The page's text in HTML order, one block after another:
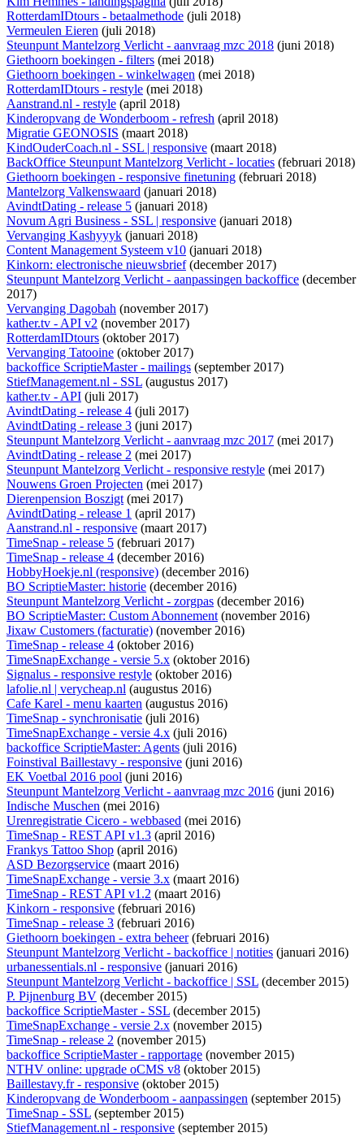
RotterdamIDtours - betaalmethode (juli 2018)
Vermeulen Eieren (juli 2018)
Steunpunt Mantelzorg Verlicht - aanvraag mzc 2018 (juni 2018)
Giethoorn boekingen - filters (mei 2018)
Giethoorn boekingen - winkelwagen (mei 2018)
RotterdamIDtours - restyle (mei 2018)
Aanstrand.nl - restyle (april 2018)
Kinderopvang de Wonderboom - refresh (april 2018)
Migratie GEONOSIS (maart 2018)
KindOuderCoach.nl - SSL | responsive (maart 2018)
BackOffice Steunpunt Mantelzorg Verlicht - locaties (februari 2018)
Giethoorn boekingen - responsive finetuning (februari 2018)
Mantelzorg Valkenswaard (januari 2018)
AvindtDating - release 5 (januari 2018)
Novum Agri Business - SSL | responsive (januari 2018)
Vervanging Kashyyyk (januari 2018)
Content Management Systeem v10 (januari 2018)
Kinkorn: electronische nieuwsbrief(december 2017)
Steunpunt Mantelzorg Verlicht - aanpassingen backoffice (december
2017)
Vervanging Dagobah (november 2017)
kather.tv - API v2 (november 2017)
RotterdamIDtours (oktober 2017)
Vervanging Tatooine (oktober 2017)
backoffice ScriptieMaster - mailings (september 2017)
StiefManagement.nl - SSL (augustus 2017)
kather.tv - API (juli 2017)
AvindtDating - release 4 (juli 2017)
AvindtDating - release 3 (juni 2017)
Steunpunt Mantelzorg Verlicht - aanvraag mzc 2017 (mei 2017)
AvindtDating - release 2 (mei 2017)
Steunpunt Mantelzorg Verlicht - responsive restyle (mei 2017)
Nouwens Groen Projecten (mei 2017)
Dierenpension Boszigt(mei 2017)
AvindtDating - release 1 (april 2017)
Aanstrand.nl - responsive (maart 2017)
TimeSnap - release 5 (februari 2017)
TimeSnap - release 4 (december 2016)
HobbyHoekje.nl (responsive) (december 2016)
BO ScriptieMaster: historie (december 2016)
Steunpunt Mantelzorg Verlicht - zorgpas (december 2016)
BO ScriptieMaster: Custom Abonnement(november 2016)
Jixaw Customers (facturatie) (november 2016)
TimeSnap - release 4 (oktober 2016)
TimeSnapExchange - versie 5.x (oktober 2016)
Signalus - responsive restyle (oktober 2016)
lafolie.nl | verycheap.nl (augustus 2016)
Cafe Karel - menu kaarten (augustus 2016)
TimeSnap - synchronisatie (juli 2016)
TimeSnapExchange - versie 4.x (juli 2016)
backoffice ScriptieMaster: Agents (juli 2016)
Foinstival Baillestavy - responsive (juni 2016)
EK Voetbal 2016 pool (juni 2016)
Steunpunt Mantelzorg Verlicht - aanvraag mzc 2016 (juni 2016)
Indische Muschen (mei 2016)
Urenregistratie Cicero - webbased (mei 2016)
TimeSnap - REST API v1.3 (april 2016)
Frankys Tattoo Shop (april 2016)
ASD Bezorgservice (maart 2016)
TimeSnapExchange - versie 3.x (maart 2016)
TimeSnap - REST API v1.2 (maart 2016)
Kinkorn - responsive (februari 2016)
TimeSnap - release 3 (februari 2016)
Giethoorn boekingen - extra beheer(februari 2016)
Steunpunt Mantelzorg Verlicht - backoffice | notities (januari 2016)
urbanessentials.nl - responsive (januari 2016)
Steunpunt Mantelzorg Verlicht - backoffice | SSL (december 2015)
P. Pijnenburg BV (december 2015)
backoffice ScriptieMaster - SSL (december 2015)
TimeSnapExchange - versie 2.x (november 2015)
TimeSnap - release 2 (november 2015)
backoffice ScriptieMaster - rapportage (november 2015)
NTHV online: upgrade oCMS v8 (oktober 2015)
Baillestavy.fr - responsive (oktober 2015)
Kinderopvang de Wonderboom - aanpassingen (september 2015)
TimeSnap - SSL (september 2015)
StiefManagement.nl - responsive (september 2015)